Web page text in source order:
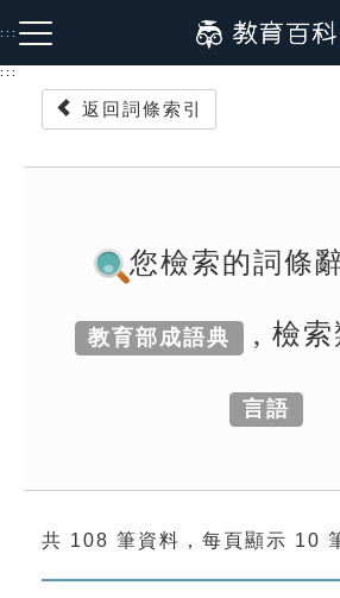
到
主
:::
成語故事
索引選單
:::
返回詞條索引
您檢索的詞條
教育部成語典 , 檢索
言語
共 108 筆資料，每頁顯示 10